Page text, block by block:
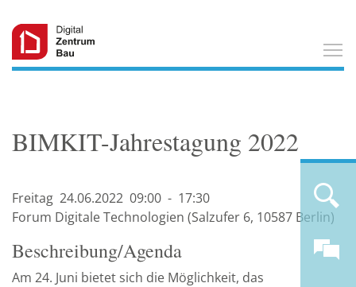
BIMKIT-Jahrestagung 2022
Freitag 24.06.2022 09:00 - 17:30
Forum Digitale Technologien (Salzufer 6, 10587 Berlin)
Beschreibung/Agenda
Am 24. Juni bietet sich die Möglichkeit, das